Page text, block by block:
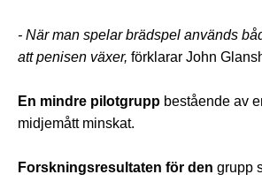
- När man spelar brädspel används
att penisen växer, förklarar John
En mindre pilotgrupp bestående av
midjemått minskat.
Forskningsresultaten för den grupp